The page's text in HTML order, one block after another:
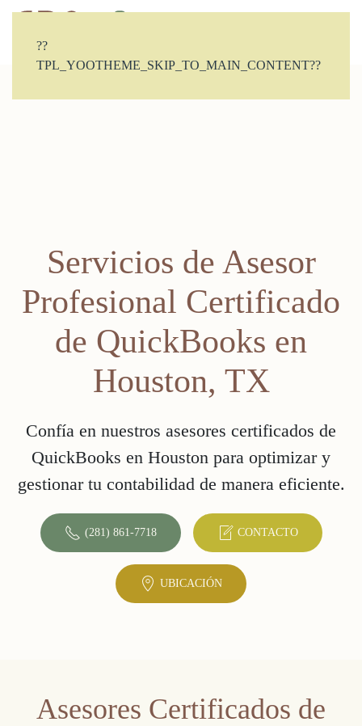
??
TPL_YOOTHEME_SKIP_TO_MAIN_CONTENT??
Servicios de Asesor
Profesional Certificado
de QuickBooks en
Houston, TX
Confía en nuestros asesores certificados de
QuickBooks en Houston para optimizar y
gestionar tu contabilidad de manera eficiente.
(281) 861-7718 CONTACTO
UBICACIÓN
Asesores Certificados de